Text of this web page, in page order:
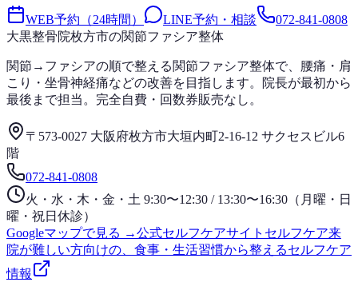
WEB予約（24時間） LINE予約・相談
072-841-0808
大黒整骨院枚方市の関節ファシア整体
関節→ファシアの順で整える関節ファシア整体で、腰痛・肩
こり・坐骨神経痛などの改善を目指します。院長が最初から
最後まで担当。完全自費・回数券販売なし。
〒573-0027 大阪府枚方市大垣内町2-16-12 サクセスビル6
階
072-841-0808
火・水・木・金・土 9:30〜12:30 / 13:30〜16:30（月曜・日
曜・祝日休診）
Googleマップで見る →公式セルフケアサイト セルフケア来
院が難しい方向けの、食事・生活習慣から整えるセルフケア
情報